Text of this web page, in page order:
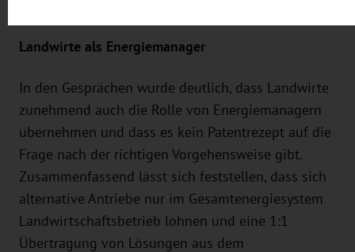
Landwirte als Energiemanager
In den Gesprächen wurde deutlich, dass Landwirte
zunehmend auch die Rolle von Energiemanagern
übernehmen und dass es kein Patentrezept auf die
Frage nach der richtigen Vorgehensweise gibt.
Zusammenfassend lässt sich feststellen, dass sich
alternative Antriebe nur im Gesamtenergiesystem
Landwirtschaftsbetrieb lohnen und eine 1:1
Übertragung von Lösungen aus dem